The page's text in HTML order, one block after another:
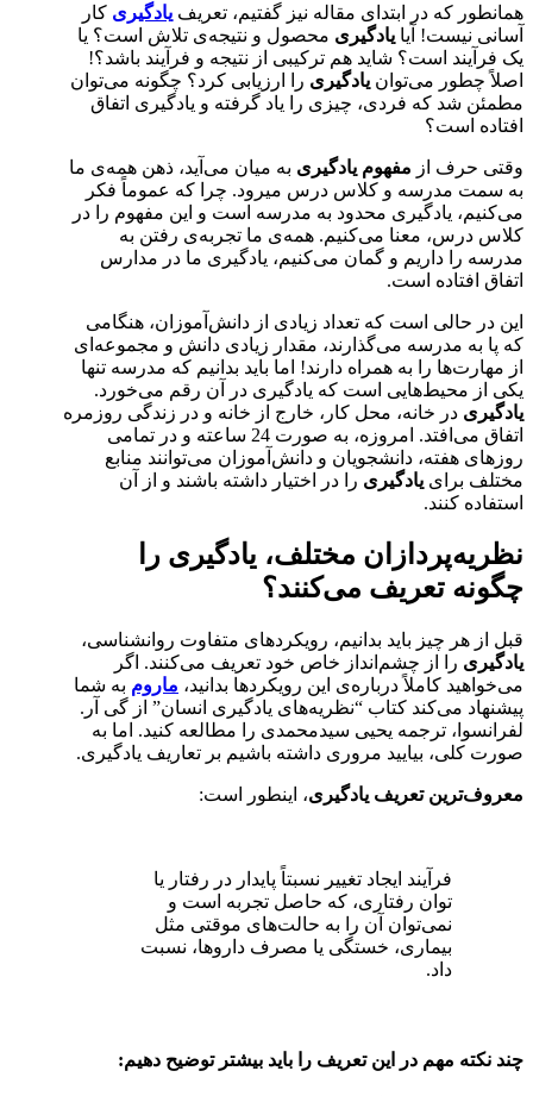
همانطور که در ابتدای مقاله نیز گفتیم، تعریف یادگیری کار
آسانی نیست! آیا یادگیری محصول و نتیجه‌ی تلاش است؟ یا
یک فرآیند است؟ شاید هم ترکیبی از نتیجه و فرآیند باشد؟!
اصلاً چطور می‌توان یادگیری را ارزیابی کرد؟ چگونه می‌توان
مطمئن شد که فردی، چیزی را یاد گرفته و یادگیری اتفاق
افتاده است؟
وقتی حرف از مفهوم یادگیری به میان می‌آید، ذهن همه‌ی ما
به سمت مدرسه و کلاس درس می‎رود. چرا که عموماً فکر
می‌کنیم، یادگیری محدود به مدرسه است و این مفهوم را در
کلاس درس، معنا می‌کنیم. همه‌ی ما تجربه‌ی رفتن به
مدرسه را داریم و گمان می‌کنیم، یادگیری ما در مدارس
اتفاق افتاده است.
این در حالی است که تعداد زیادی از دانش‌آموزان، هنگامی
که پا به مدرسه می‌گذارند، مقدار زیادی دانش و مجموعه‌ای
از مهارت‌ها را به همراه دارند! اما باید بدانیم که مدرسه تنها
یکی از محیط‌هایی است که یادگیری در آن رقم می‌خورد.
یادگیری در خانه، محل کار، خارج از خانه و در زندگی روزمره
اتفاق می‌افتد. امروزه، به صورت 24 ساعته و در تمامی
روزهای هفته، دانشجویان و دانش‌آموزان می‌توانند منابع
مختلف برای یادگیری را در اختیار داشته باشند و از آن
استفاده کنند.
نظریه‌پردازان مختلف، یادگیری را
چگونه تعریف می‌کنند؟
قبل از هر چیز باید بدانیم، رویکردهای متفاوت روانشناسی،
یادگیری را از چشم‌‌انداز خاص خود تعریف می‌کنند. اگر
می‌خواهید کاملاً درباره‌ی این رویکردها بدانید، ماروم به شما
پیشنهاد می‌کند کتاب “نظریه‌های یادگیری انسان” از گی آر.
لفرانسوا، ترجمه یحیی سیدمحمدی را مطالعه کنید. اما به
صورت کلی، بیایید مروری داشته باشیم بر تعاریف یادگیری.
معروف‌ترین تعریف یادگیری، اینطور است:
فرآیند ایجاد تغییر نسبتاً پایدار در رفتار یا
توان رفتاری، که حاصل تجربه است و
نمی‌توان آن را به حالت‌های موقتی مثل
بیماری، خستگی یا مصرف داروها، نسبت
داد.
چند نکته مهم در این تعریف را باید بیشتر توضیح دهیم: